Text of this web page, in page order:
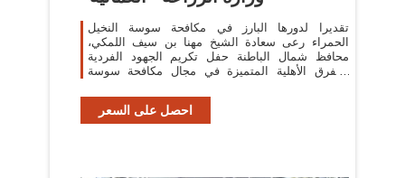
تقديرا لدورها البارز في مكافحة سوسة النخيل
الحمراء رعى سعادة الشيخ مهنا بن سيف اللمكي،
محافظ شمال الباطنة حفل تكريم الجهود الفردية
والفرق الأهلية المتميزة في مجال مكافحة سوسة
احصل على السعر